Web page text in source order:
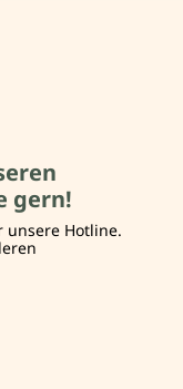
gern!
unsere Hotline.